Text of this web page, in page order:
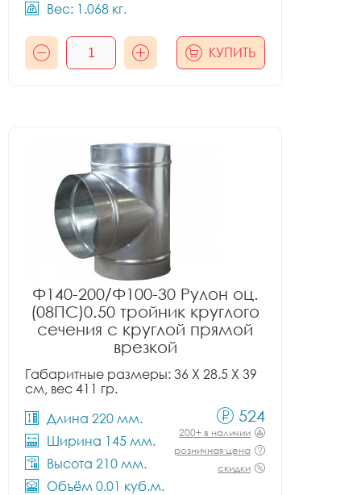
Вес: 1.068 кг.
КУПИТЬ
Ф140-200/Ф100-30 Рулон оц.
(08ПС)0.50 тройник круглого
сечения с круглой прямой
врезкой
Габаритные размеры: 36 X 28.5 X 39
см, вес 411 гр.
Длина 220 мм.
Ширина 145 мм.
Высота 210 мм.
Объём 0.01 куб.м.
524
200+ в наличии
розничная цена
скидки